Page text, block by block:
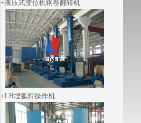
液压式变位机钢卷翻转机
LH埋弧焊操作机